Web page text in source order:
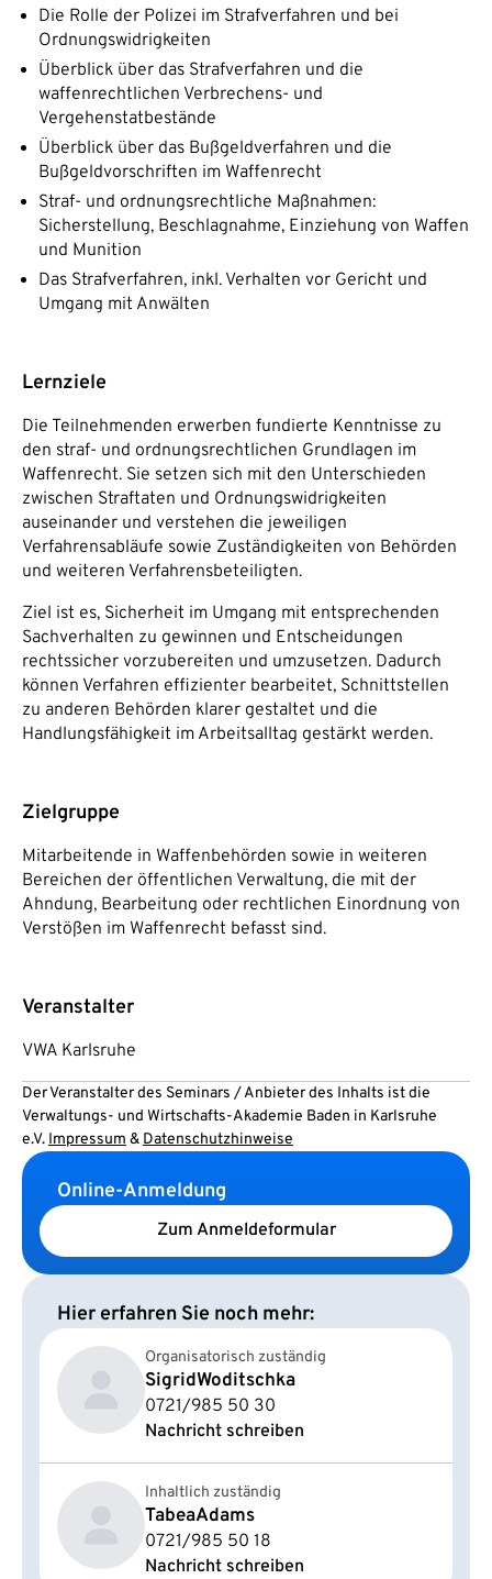
Die Rolle der Polizei im Strafverfahren und bei
Ordnungswidrigkeiten
Überblick über das Strafverfahren und die
waffenrechtlichen Verbrechens- und
Vergehenstatbestände
Überblick über das Bußgeldverfahren und die
Bußgeldvorschriften im Waffenrecht
Straf- und ordnungsrechtliche Maßnahmen:
Sicherstellung, Beschlagnahme, Einziehung von Waffen
und Munition
Das Strafverfahren, inkl. Verhalten vor Gericht und
Umgang mit Anwälten
Lernziele
Die Teilnehmenden erwerben fundierte Kenntnisse zu
den straf- und ordnungsrechtlichen Grundlagen im
Waffenrecht. Sie setzen sich mit den Unterschieden
zwischen Straftaten und Ordnungswidrigkeiten
auseinander und verstehen die jeweiligen
Verfahrensabläufe sowie Zuständigkeiten von Behörden
und weiteren Verfahrensbeteiligten.
Ziel ist es, Sicherheit im Umgang mit entsprechenden
Sachverhalten zu gewinnen und Entscheidungen
rechtssicher vorzubereiten und umzusetzen. Dadurch
können Verfahren effizienter bearbeitet, Schnittstellen
zu anderen Behörden klarer gestaltet und die
Handlungsfähigkeit im Arbeitsalltag gestärkt werden.
Zielgruppe
Mitarbeitende in Waffenbehörden sowie in weiteren
Bereichen der öffentlichen Verwaltung, die mit der
Ahndung, Bearbeitung oder rechtlichen Einordnung von
Verstößen im Waffenrecht befasst sind.
Veranstalter
VWA Karlsruhe
Der Veranstalter des Seminars / Anbieter des Inhalts ist die
Verwaltungs- und Wirtschafts-Akademie Baden in Karlsruhe
e.V. Impressum & Datenschutzhinweise
Online-Anmeldung
Zum Anmeldeformular
Hier erfahren Sie noch mehr:
Organisatorisch zuständig
SigridWoditschka
0721/985 50 30
Nachricht schreiben
Inhaltlich zuständig
TabeaAdams
0721/985 50 18
Nachricht schreiben